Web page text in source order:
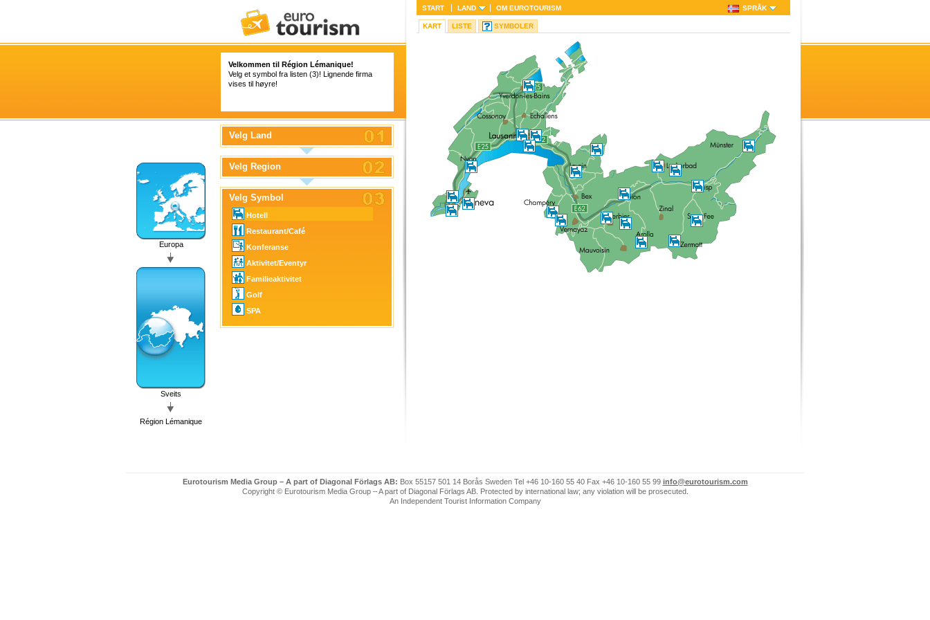
Velkommen til Région Lémanique!
Velg et symbol fra listen (3)! Lignende firma
vises til høyre!
Europa
Sveits
Région Lémanique
Velg Land
Velg Region
Velg Symbol
Hotell
Restaurant/Café
Konferanse
Aktivitet/Eventyr
Familieaktivitet
Golf
SPA
START LAND OM EUROTOURISM SPRÅK
KART LISTE SYMBOLER
Eurotourism Media Group – A part of Diagonal Förlags AB: Box 55157 501 14 Borås Sweden Tel +46 10-160 55 40 Fax +46 10-160 55 99 info@eurotourism.com
Copyright © Eurotourism Media Group – A part of Diagonal Förlags AB. Protected by international law; any violation will be prosecuted.
An Independent Tourist Information Company